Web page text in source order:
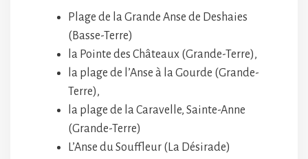
Plage de la Grande Anse de Deshaies
(Basse-Terre)
la Pointe des Châteaux (Grande-Terre),
la plage de l’Anse à la Gourde (Grande-
Terre),
la plage de la Caravelle, Sainte-Anne
(Grande-Terre)
L’Anse du Souffleur (La Désirade)